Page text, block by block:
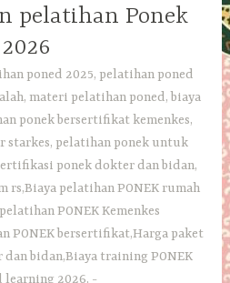
pelatihan Ponek
2026
poned 2025, pelatihan poned
materi pelatihan poned, biaya
ponek bersertifikat kemenkes,
starkes, pelatihan ponek untuk
ponek dokter dan bidan,
pelatihan PONEK rumah
PONEK Kemenkes
PONEK bersertifikat,Harga paket
bidan,Biaya training PONEK
learning 2026,